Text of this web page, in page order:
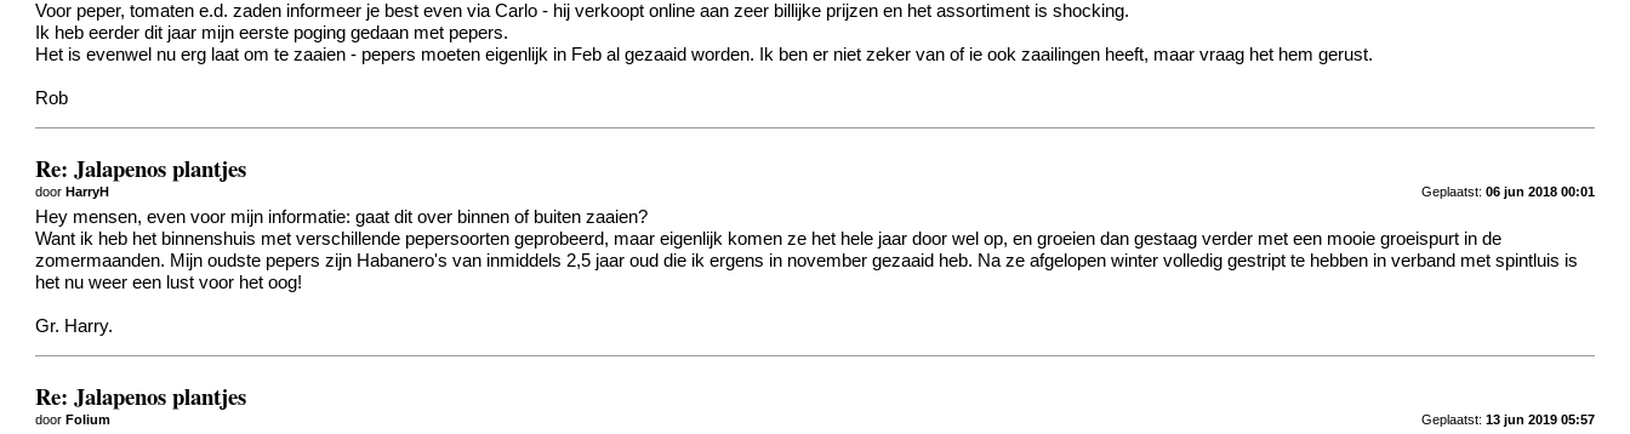
Voor peper, tomaten e.d. zaden informeer je best even via Carlo - hij verkoopt online aan zeer billijke prijzen en het assortiment is shocking.
Ik heb eerder dit jaar mijn eerste poging gedaan met pepers.
Het is evenwel nu erg laat om te zaaien - pepers moeten eigenlijk in Feb al gezaaid worden. Ik ben er niet zeker van of ie ook zaailingen heeft, maar vraag het hem gerust.
Rob
Re: Jalapenos plantjes
Geplaatst: 06 jun 2018 00:01
doorHarryH
Hey mensen, even voor mijn informatie: gaat dit over binnen of buiten zaaien?
Want ik heb het binnenshuis met verschillende pepersoorten geprobeerd, maar eigenlijk komen ze het hele jaar door wel op, en groeien dan gestaag verder met een mooie groeispurt in de
zomermaanden. Mijn oudste pepers zijn Habanero's van inmiddels 2,5 jaar oud die ik ergens in november gezaaid heb. Na ze afgelopen winter volledig gestript te hebben in verband met spintluis is
het nu weer een lust voor het oog!
Gr. Harry.
Re: Jalapenos plantjes
Geplaatst: 13 jun 2019 05:57
doorFolium